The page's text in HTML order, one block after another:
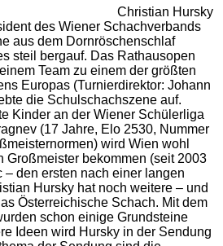
Christian Hursky
des Wiener Schachverbands
aus dem Dornröschenschlaf
steil bergauf. Das Rathausopen
Team zu einem der größten
Europas (Turnierdirektor: Johann
die Schulschachszene auf.
Kinder an der Wiener Schülerliga
(17 Jahre, Elo 2530, Nummer
wird Wien wohl
Großmeister bekommen (seit 2003
den ersten nach einer langen
Hursky hat noch weitere – und
Österreichische Schach. Mit dem
schon einige Grundsteine
Ideen wird Hursky in der Sendung